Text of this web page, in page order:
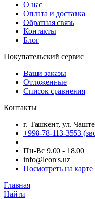
О нас
Оплата и доставка
Обратная связь
Контакты
Блог
Покупательский сервис
Ваши заказы
Отложенные
Список сравнения
Контакты
г. Ташкент, ул.
+998-78-113-3553
Пн-Вс 9.00 - 18.00
info@leonis.uz
Посмотреть на карте
Главная
Найти